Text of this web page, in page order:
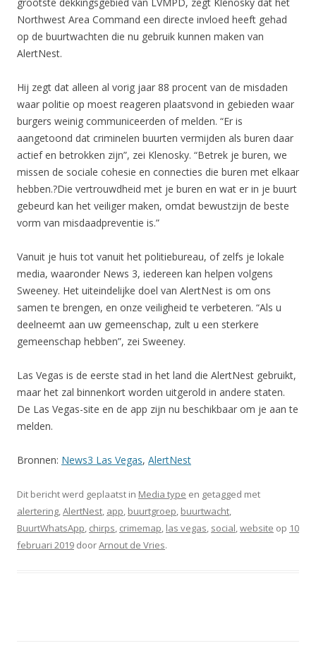
Northwest Area Command een directe invloed heeft gehad
op de buurtwachten die nu gebruik kunnen maken van
AlertNest.
Hij zegt dat alleen al vorig jaar 88 procent van de misdaden
waar politie op moest reageren plaatsvond in gebieden waar
burgers weinig communiceerden of melden. “Er is
aangetoond dat criminelen buurten vermijden als buren daar
actief en betrokken zijn”, zei Klenosky. “Betrek je buren, we
missen de sociale cohesie en connecties die buren met elkaar
hebben.?Die vertrouwdheid met je buren en wat er in je buurt
gebeurd kan het veiliger maken, omdat bewustzijn de beste
vorm van misdaadpreventie is.”
Vanuit je huis tot vanuit het politiebureau, of zelfs je lokale
media, waaronder News 3, iedereen kan helpen volgens
Sweeney. Het uiteindelijke doel van AlertNest is om ons
samen te brengen, en onze veiligheid te verbeteren. “Als u
deelneemt aan uw gemeenschap, zult u een sterkere
gemeenschap hebben”, zei Sweeney.
Las Vegas is de eerste stad in het land die AlertNest gebruikt,
maar het zal binnenkort worden uitgerold in andere staten.
De Las Vegas-site en de app zijn nu beschikbaar om je aan te
melden.
Bronnen: News3 Las Vegas, AlertNest
Dit bericht werd geplaatst in Media type en getagged met
alertering,AlertNest, app, buurtgroep, buurtwacht,
BuurtWhatsApp, chirps, crimemap, las vegas, social,website op 10
februari 2019 doorArnout de Vries.